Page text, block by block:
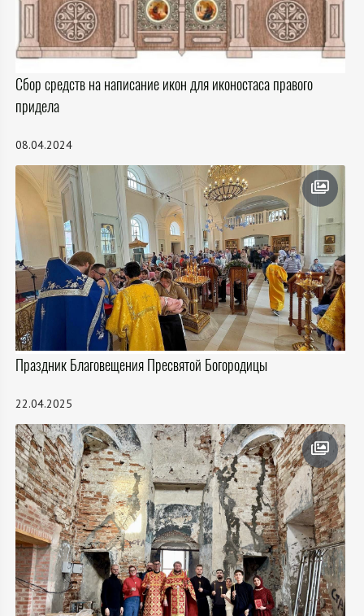
Сбор средств на написание икон для иконостаса правого
придела
08.04.2024
Праздник Благовещения Пресвятой Богородицы
22.04.2025